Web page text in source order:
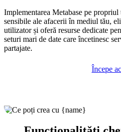
Implementarea Metabase pe propriul
sensibile ale afacerii în mediul tău,
utilizator și oferă resurse dedicate
seturi mari de date care încetinesc
partajate.
Începe